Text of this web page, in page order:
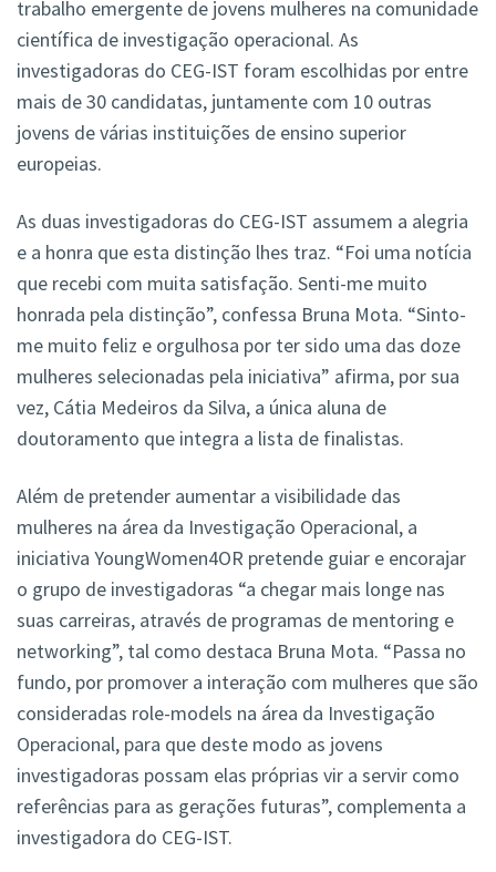
trabalho emergente de jovens mulheres na comunidade
científica de investigação operacional. As
investigadoras do CEG-IST foram escolhidas por entre
mais de 30 candidatas, juntamente com 10 outras
jovens de várias instituições de ensino superior
europeias.
As duas investigadoras do CEG-IST assumem a alegria
e a honra que esta distinção lhes traz. “Foi uma notícia
que recebi com muita satisfação. Senti-me muito
honrada pela distinção”, confessa Bruna Mota. “Sinto-
me muito feliz e orgulhosa por ter sido uma das doze
mulheres selecionadas pela iniciativa” afirma, por sua
vez, Cátia Medeiros da Silva, a única aluna de
doutoramento que integra a lista de finalistas.
Além de pretender aumentar a visibilidade das
mulheres na área da Investigação Operacional, a
iniciativa YoungWomen4OR pretende guiar e encorajar
o grupo de investigadoras “a chegar mais longe nas
suas carreiras, através de programas de mentoring e
networking”, tal como destaca Bruna Mota. “Passa no
fundo, por promover a interação com mulheres que são
consideradas role-models na área da Investigação
Operacional, para que deste modo as jovens
investigadoras possam elas próprias vir a servir como
referências para as gerações futuras”, complementa a
investigadora do CEG-IST.